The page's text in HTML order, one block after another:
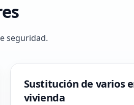
seguridad.
Sustitución de varios
vivienda